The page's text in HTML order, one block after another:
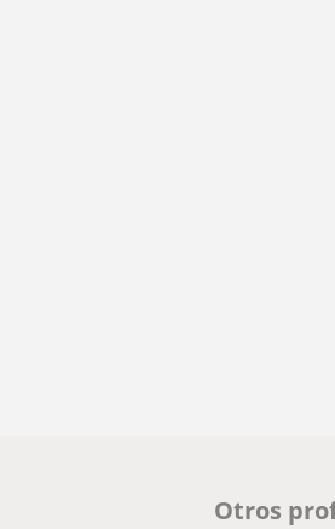
Otros